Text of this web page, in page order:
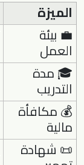
الميزة
💼 بيئة
العمل
🎓 مدة
التدريب
💰 مكافأة
مالية
📜 شهادة